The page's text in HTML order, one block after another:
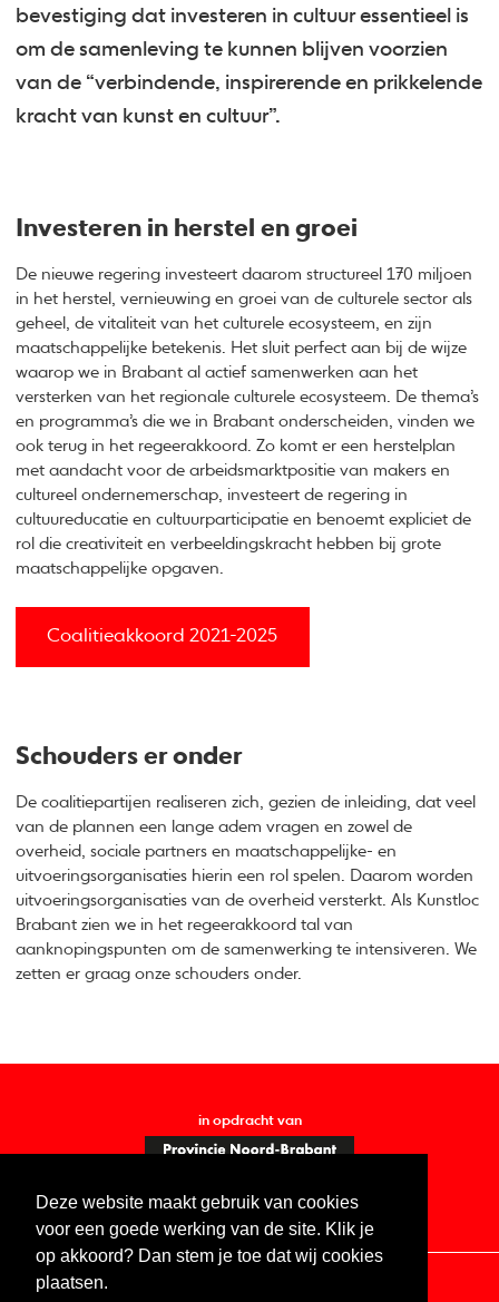
Deze website maakt gebruik van cookies
voor een goede werking van de site. Klik je
op akkoord? Dan stem je toe dat wij cookies
plaatsen.
bevestiging dat investeren in cultuur essentieel is
om de samenleving te kunnen blijven voorzien
van de “verbindende, inspirerende en prikkelende
kracht van kunst en cultuur”.
Investeren in herstel en groei
De nieuwe regering investeert daarom structureel 170 miljoen
in het herstel, vernieuwing en groei van de culturele sector als
geheel, de vitaliteit van het culturele ecosysteem, en zijn
maatschappelijke betekenis. Het sluit perfect aan bij de wijze
waarop we in Brabant al actief samenwerken aan het
versterken van het regionale culturele ecosysteem. De thema’s
en programma’s die we in Brabant onderscheiden, vinden we
ook terug in het regeerakkoord. Zo komt er een herstelplan
met aandacht voor de arbeidsmarktpositie van makers en
cultureel ondernemerschap, investeert de regering in
cultuureducatie en cultuurparticipatie en benoemt expliciet de
rol die creativiteit en verbeeldingskracht hebben bij grote
maatschappelijke opgaven.
Coalitieakkoord 2021-2025
Schouders er onder
De coalitiepartijen realiseren zich, gezien de inleiding, dat veel
van de plannen een lange adem vragen en zowel de
overheid, sociale partners en maatschappelijke- en
uitvoeringsorganisaties hierin een rol spelen. Daarom worden
uitvoeringsorganisaties van de overheid versterkt. Als Kunstloc
Brabant zien we in het regeerakkoord tal van
aanknopingspunten om de samenwerking te intensiveren. We
zetten er graag onze schouders onder.
in opdracht van